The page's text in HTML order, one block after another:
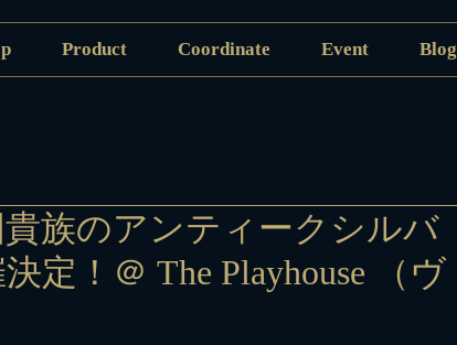
Product Coordinate Event Blog
族のアンティークシルバ
定！＠ The Playhouse （ヴ